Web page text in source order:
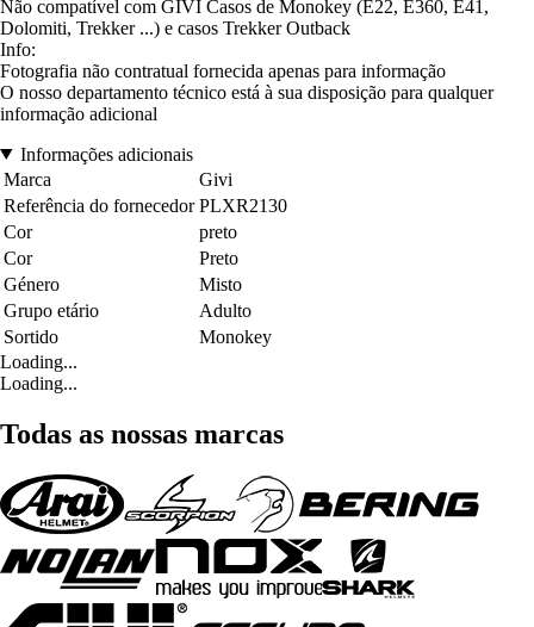
Não compatível com GIVI Casos de Monokey (E22, E360, E41,
Dolomiti, Trekker ...) e casos Trekker Outback
Info:
Fotografia não contratual fornecida apenas para informação
O nosso departamento técnico está à sua disposição para qualquer
informação adicional
Informações adicionais
Marca
Givi
Referência do fornecedor PLXR2130
Cor
preto
Cor
Preto
Género
Misto
Grupo etário
Adulto
Sortido
Monokey
Loading...
Loading...
Todas as nossas marcas